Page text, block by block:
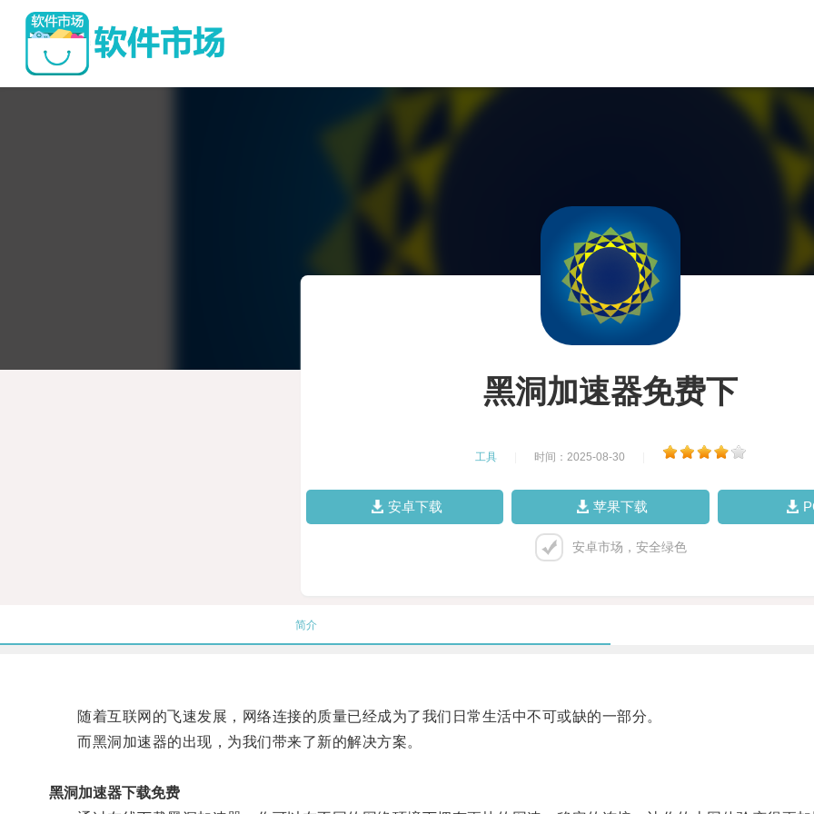
黑洞加速器免费下
工具 时间：2025-08-30
安卓下载 苹果下载
安卓市场，安全绿色
简介
随着互联网的飞速发展，网络连接的质量已经成为了我们日常生活中不可或缺的一部分。
而黑洞加速器的出现，为我们带来了新的解决方案。
黑洞加速器下载免费